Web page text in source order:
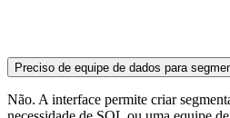
Preciso de equipe de dados para
Não. A interface permite criar